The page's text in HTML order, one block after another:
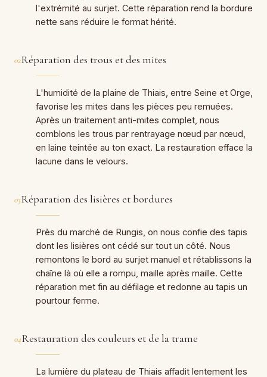
l'extrémité au surjet. Cette réparation rend la bordure
nette sans réduire le format hérité.
02Réparation des trous et des mites
L'humidité de la plaine de Thiais, entre Seine et Orge,
favorise les mites dans les pièces peu remuées.
Après un traitement anti-mites complet, nous
comblons les trous par rentrayage nœud par nœud,
en laine teintée au ton exact. La restauration efface la
lacune dans le velours.
03Réparation des lisières et bordures
Près du marché de Rungis, on nous confie des tapis
dont les lisières ont cédé sur tout un côté. Nous
remontons le bord au surjet manuel et rétablissons la
chaîne là où elle a rompu, maille après maille. Cette
réparation met fin au défilage et redonne au tapis un
pourtour ferme.
04Restauration des couleurs et de la trame
La lumière du plateau de Thiais affadit lentement les